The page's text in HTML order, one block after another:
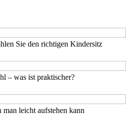
Sie den richtigen Kindersitz
– was ist praktischer?
man leicht aufstehen kann